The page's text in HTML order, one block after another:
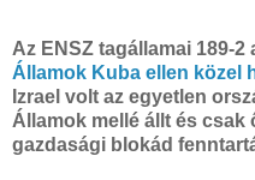
Az ENSZ tagállamai 189-
Államok Kuba ellen közel
Izrael volt az egyetlen
Államok mellé állt és csak
gazdasági blokád